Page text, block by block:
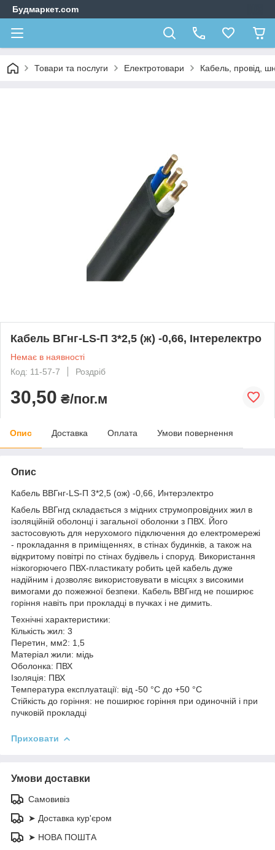
Будмаркет.com
Товари та послуги Електротовари Кабель, провід,
Кабель ВГнг-LS-П 3*2,5 (ж) -0,66, Інтерелектро
Немає в наявності
Код: 11-57-7
Роздріб
30,50 ₴/пог.м
Опис Доставка Оплата Умови повернення
Опис
Кабель ВВГнг-LS-П 3*2,5 (ож) -0,66, Интерэлектро
Кабель ВВГнгд складається з мідних струмопровідних жил в
ізоляційній оболонці і загальної оболонки з ПВХ. Його
застосовують для нерухомого підключення до електромережі
- прокладання в приміщеннях, в стінах будинків, а також на
відкритому повітрі по стінах будівель і споруд. Використання
нізкогорючего ПВХ-пластикату робить цей кабель дуже
надійним і дозволяє використовувати в місцях з високими
вимогами до пожежної безпеки. Кабель ВВГнгд не поширює
горіння навіть при прокладці в пучках і не димить.
Технічні характеристики:
Кількість жил: 3
Перетин, мм2: 1,5
Матеріал жили: мідь
Оболонка: ПВХ
Ізоляція: ПВХ
Температура експлуатації: від -50 °С до +50 °С
Стійкість до горіння: не поширює горіння при одиночній і при
пучковій прокладці
Приховати
Умови доставки
Самовивіз
➤ Доставка кур'єром
➤ НОВА ПОШТА